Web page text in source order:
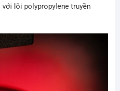
lõi polypropylene truyền